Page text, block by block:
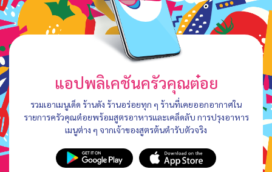
แอปพลิเคชันครัวคุณต๋อย
รวมเอาเมนูเด็ด ร้านดัง ร้านอร่อยทุก ๆ ร้านที่เคยออกอากาศใน
รายการครัวคุณต๋อยพร้อมสูตรอาหารและเคล็ดลับ การปรุงอาหาร
เมนูต่าง ๆ จากเจ้าของสูตรต้นตำรับตัวจริง